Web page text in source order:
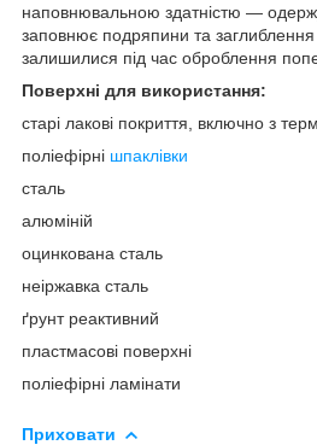
наповнювальною здатністю —
заповнює подряпини та
залишилися під час оброблення
Поверхні для використання:
старі лакові покриття, включно з
поліефірні шпаклівки
сталь
алюміній
оцинкована сталь
неіржавка сталь
ґрунт реактивний
пластмасові поверхні
поліефірні ламінати
Приховати